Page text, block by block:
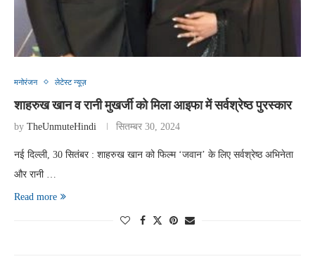
मनोरंजन लेटेस्ट न्यूज़
शाहरुख खान व रानी मुखर्जी को मिला आइफा में सर्वश्रेष्ठ पुरस्कार
by TheUnmuteHindi सितम्बर 30, 2024
नई दिल्ली, 30 सितंबर : शाहरुख खान को फिल्म ‘जवान’ के लिए सर्वश्रेष्ठ अभिनेता
और रानी …
Read more